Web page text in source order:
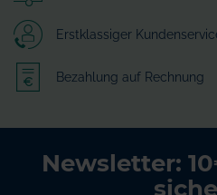
Erstklassiger
Bezahlung auf Rechnung
Newsletter: